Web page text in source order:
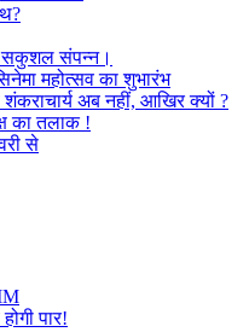
सकुशल संपन्न।
महोत्सव का शुभारंभ
शंकराचार्य अब नहीं, आखिर क्यों ?
का तलाक !
से
पार!